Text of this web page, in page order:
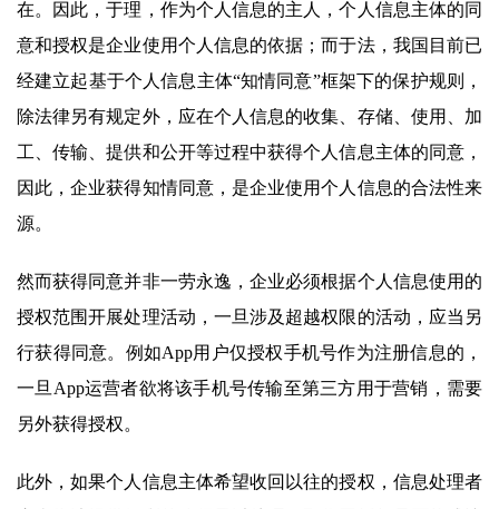
在。因此，于理，作为个人信息的主人，个人信息主体的同
意和授权是企业使用个人信息的依据；而于法，我国目前已
经建立起基于个人信息主体“知情同意”框架下的保护规则，
除法律另有规定外，应在个人信息的收集、存储、使用、加
工、传输、提供和公开等过程中获得个人信息主体的同意，
因此，企业获得知情同意，是企业使用个人信息的合法性来
源。
然而获得同意并非一劳永逸，企业必须根据个人信息使用的
授权范围开展处理活动，一旦涉及超越权限的活动，应当另
行获得同意。例如App用户仅授权手机号作为注册信息的，
一旦App运营者欲将该手机号传输至第三方用于营销，需要
另外获得授权。
此外，如果个人信息主体希望收回以往的授权，信息处理者